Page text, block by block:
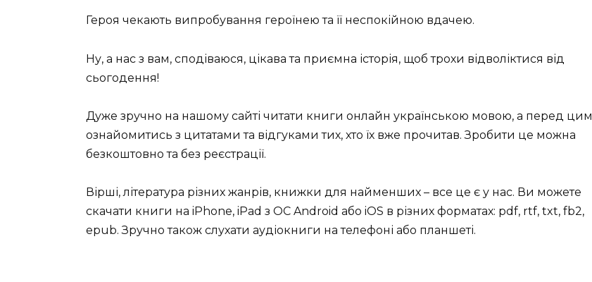
Героя чекають випробування героїнею та її неспокійною вдачею.
Ну, а нас з вам, сподіваюся, цікава та приємна історія, щоб трохи відволіктися від
сьогодення!
Дуже зручно на нашому сайті читати книги онлайн українською мовою, а перед цим
ознайомитись з цитатами та відгуками тих, хто їх вже прочитав. Зробити це можна
безкоштовно та без реєстрації.
Вірші, література різних жанрів, книжки для найменших – все це є у нас. Ви можете
скачати книги на iPhone, iPad з ОС Android або iOS в різних форматах: pdf, rtf, txt, fb2,
epub. Зручно також слухати аудіокниги на телефоні або планшеті.